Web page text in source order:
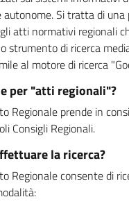
autonome. Si tratta di
atti normativi regionali
strumento di ricerca
al motore di ricerca
per "atti regionali"?
Regionale prende in
Consigli Regionali.
la ricerca?
Regionale consente di